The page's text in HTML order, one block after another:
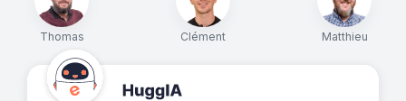
Thomas Clément Matthieu